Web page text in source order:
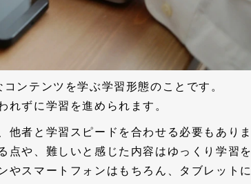
ンテンツを学ぶ学習形態のことです。
れずに学習を進められます。
他者と学習スピードを合わせる必要もありま
点や、難しいと感じた内容はゆっくり学習を
やスマートフォンはもちろん、タブレットに